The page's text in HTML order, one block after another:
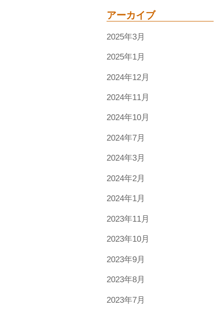
アーカイブ
2025年3月
2025年1月
2024年12月
2024年11月
2024年10月
2024年7月
2024年3月
2024年2月
2024年1月
2023年11月
2023年10月
2023年9月
2023年8月
2023年7月